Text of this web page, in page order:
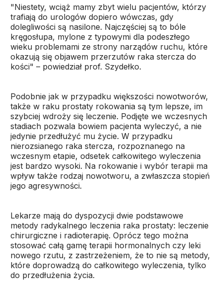
"Niestety, wciąż mamy zbyt wielu pacjentów, którzy
trafiają do urologów dopiero wówczas, gdy
dolegliwości są nasilone. Najczęściej są to bóle
kręgosłupa, mylone z typowymi dla podeszłego
wieku problemami ze strony narządów ruchu, które
okazują się objawem przerzutów raka stercza do
kości" – powiedział prof. Szydełko.
Podobnie jak w przypadku większości nowotworów,
także w raku prostaty rokowania są tym lepsze, im
szybciej wdroży się leczenie. Podjęte we wczesnych
stadiach pozwala bowiem pacjenta wyleczyć, a nie
jedynie przedłużyć mu życie. W przypadku
nierozsianego raka stercza, rozpoznanego na
wczesnym etapie, odsetek całkowitego wyleczenia
jest bardzo wysoki. Na rokowanie i wybór terapii ma
wpływ także rodzaj nowotworu, a zwłaszcza stopień
jego agresywności.
Lekarze mają do dyspozycji dwie podstawowe
metody radykalnego leczenia raka prostaty: leczenie
chirurgiczne i radioterapię. Oprócz tego można
stosować całą gamę terapii hormonalnych czy leki
nowego rzutu, z zastrzeżeniem, że to nie są metody,
które doprowadzą do całkowitego wyleczenia, tylko
do przedłużenia życia.